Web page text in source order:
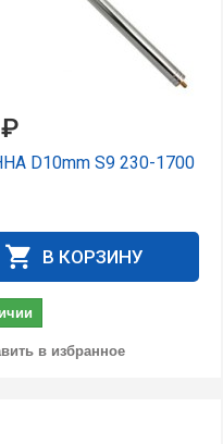
D10mm S9 230-1700
В КОРЗИНУ
в избранное